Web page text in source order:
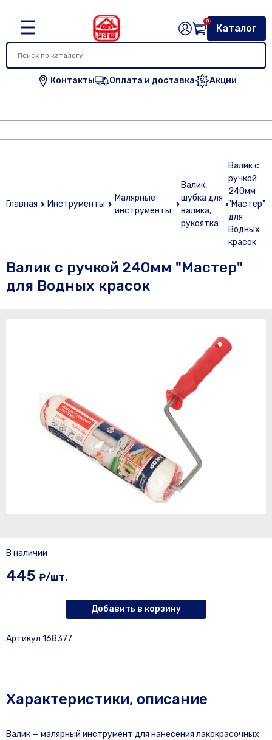
Контакты Оплата и доставка Акции
Каталог
0
Главная Инструменты
Малярные
инструменты
Валик,
шубка для
валика,
рукоятка
Валик с
ручкой
240мм
"Мастер"
для
Водных
красок
Валик с ручкой 240мм "Мастер"
для Водных красок
В наличии
445 ₽/шт.
Добавить в корзину
Артикул 168377
Характеристики, описание
Валик — малярный инструмент для нанесения лакокрасочных